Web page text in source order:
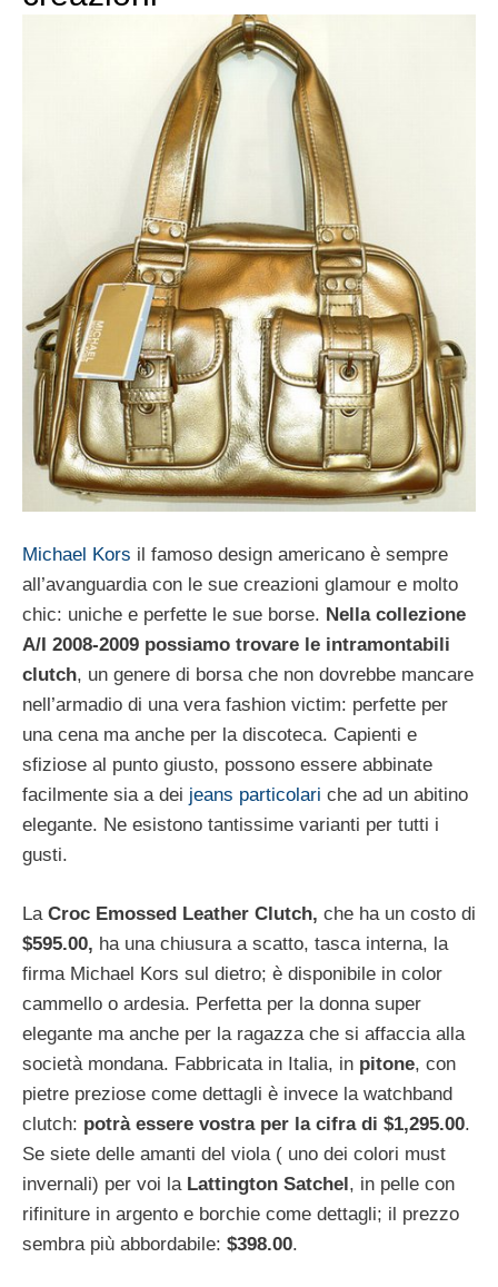
Michael Kors il famoso design americano è sempre
all’avanguardia con le sue creazioni glamour e molto
chic: uniche e perfette le sue borse. Nella collezione
A/I 2008-2009 possiamo trovare le intramontabili
clutch, un genere di borsa che non dovrebbe mancare
nell’armadio di una vera fashion victim: perfette per
una cena ma anche per la discoteca. Capienti e
sfiziose al punto giusto, possono essere abbinate
facilmente sia a dei jeans particolari che ad un abitino
elegante. Ne esistono tantissime varianti per tutti i
gusti.
La Croc Emossed Leather Clutch, che ha un costo di
$595.00, ha una chiusura a scatto, tasca interna, la
firma Michael Kors sul dietro; è disponibile in color
cammello o ardesia. Perfetta per la donna super
elegante ma anche per la ragazza che si affaccia alla
società mondana. Fabbricata in Italia, in pitone, con
pietre preziose come dettagli è invece la watchband
clutch: potrà essere vostra per la cifra di $1,295.00.
Se siete delle amanti del viola ( uno dei colori must
invernali) per voi la Lattington Satchel, in pelle con
rifiniture in argento e borchie come dettagli; il prezzo
sembra più abbordabile: $398.00.